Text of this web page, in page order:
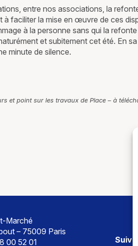
entre nos associations, la
à faciliter la mise en œuvre de ces
à la personne sans qui la
et subitement cet été. En
minute de silence.
et point sur les travaux de Place – à
Marché
– 75009 Paris
00 52 01